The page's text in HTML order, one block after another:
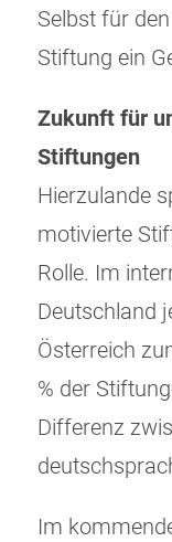
Selbst für
Stiftung ein
Zukunft für
Stiftungen
Hierzulande
motivierte
Rolle. Im
Deutschland
Österreich
% der
Differenz
Im